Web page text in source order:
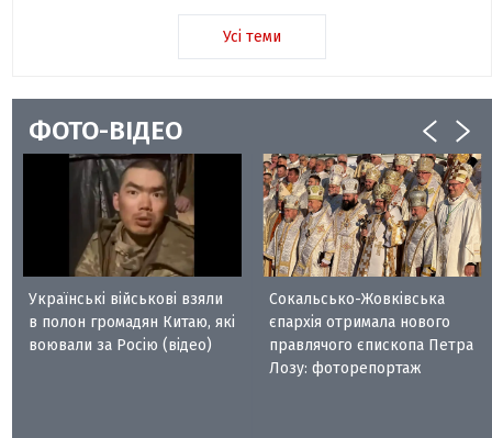
Усі теми
ФОТО-ВІДЕО
Українські військові взяли
в полон громадян Китаю, які
воювали за Росію (відео)
Сокальсько-Жовківська
єпархія отримала нового
правлячого єпископа Петра
Лозу: фоторепортаж